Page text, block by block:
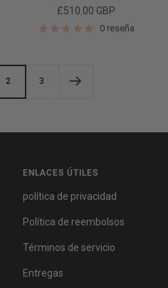
Precio
de
£510.00 GBP
0 reseña
2 3
ENLACES ÚTILES
política de privacidad
Política de reembolsos
Términos de servicio
Entregas